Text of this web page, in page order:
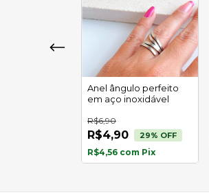
Anel ângulo perfeito
em aço inoxidável
R$4,90
R$6,90
29% OFF
R$4,56 com Pix